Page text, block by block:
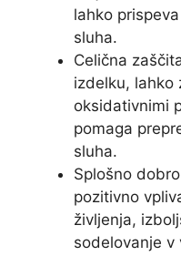
lahko
sluha.
Celična
izdelku, lahko
oksidativnimi
pomaga
sluha.
Splošno
pozitivno
življenja,
sodelovanje v